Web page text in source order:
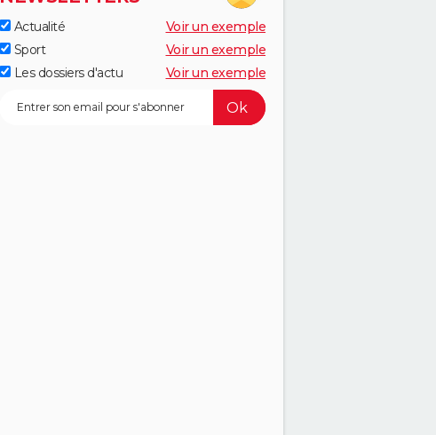
Actualité
Voir un exemple
Sport
Voir un exemple
Les dossiers d'actu
Voir un exemple